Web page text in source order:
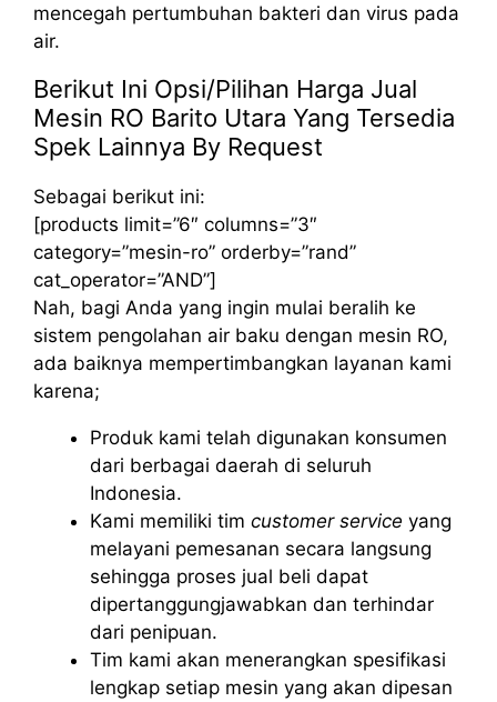
mencegah pertumbuhan bakteri dan virus pada
air.
Berikut Ini Opsi/Pilihan Harga Jual
Mesin RO Barito Utara Yang Tersedia
Spek Lainnya By Request
Sebagai berikut ini:
[products limit=”6″ columns=”3″
category=”mesin-ro” orderby=”rand”
cat_operator=”AND”]
Nah, bagi Anda yang ingin mulai beralih ke
sistem pengolahan air baku dengan mesin RO,
ada baiknya mempertimbangkan layanan kami
karena;
Produk kami telah digunakan konsumen
dari berbagai daerah di seluruh
Indonesia.
Kami memiliki tim customer service yang
melayani pemesanan secara langsung
sehingga proses jual beli dapat
dipertanggungjawabkan dan terhindar
dari penipuan.
Tim kami akan menerangkan spesifikasi
lengkap setiap mesin yang akan dipesan